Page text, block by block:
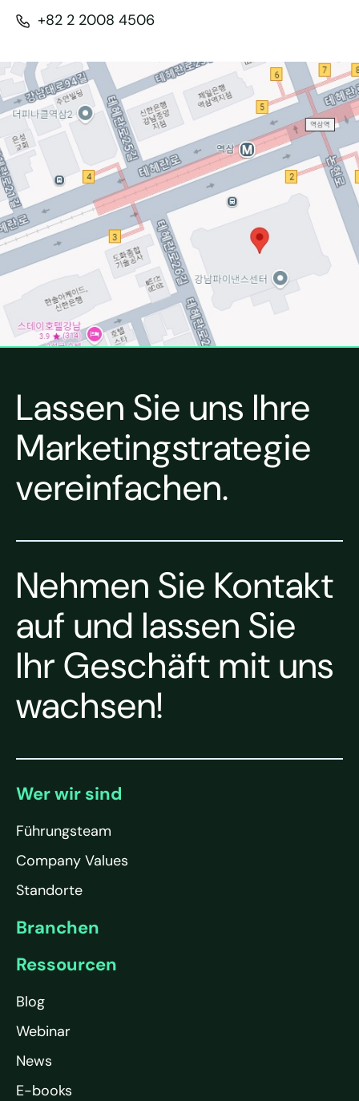
+82 2 2008 4506
Lassen Sie uns Ihre
Marketingstrategie
vereinfachen.
Nehmen Sie Kontakt
auf und lassen Sie
Ihr Geschäft mit uns
wachsen!
Wer wir sind
Führungsteam
Company Values
Standorte
Branchen
Ressourcen
Blog
Webinar
News
E-books